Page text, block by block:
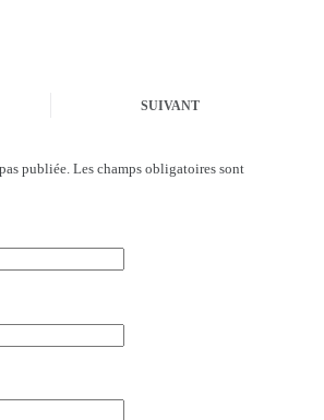
SUIVANT
publiée. Les champs obligatoires sont